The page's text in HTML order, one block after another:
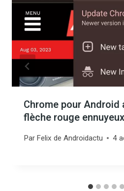
Chrome pour Android
flèche rouge ennuyeux
Par Felix de Androidactu 4